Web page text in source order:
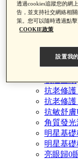
全新！A
全新流
全新流金
全新流
全新黑
自律循
吸油面紙
抗老修護
抗老修護
抗敏舒
角質發光
明星基
明星基
亮眼歸0
透過cookies追蹤您的網
告，並支持社交網絡相
策。您可以隨時透過點
COOKIE政策
設置我